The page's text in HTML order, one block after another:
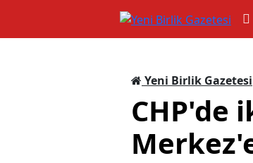
Yeni Birlik Gazetesi
CHP'de